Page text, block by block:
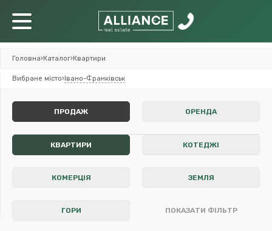
Головна›Каталог›Квартири
Вибране місто›Івано-Франківськ
ПРОДАЖ ОРЕНДА
КВАРТИРИ КОТЕДЖІ
КОМЕРЦІЯ ЗЕМЛЯ
ГОРИ ПОКАЗАТИ ФІЛЬТР